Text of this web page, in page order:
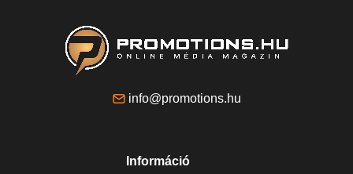
info@promotions.hu
Információ